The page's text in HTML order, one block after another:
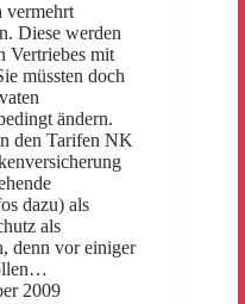
vermehrt
Diese werden
Vertriebes mit
müssten doch
ändern.
den Tarifen NK
dazu) als
als
denn vor einiger
2009